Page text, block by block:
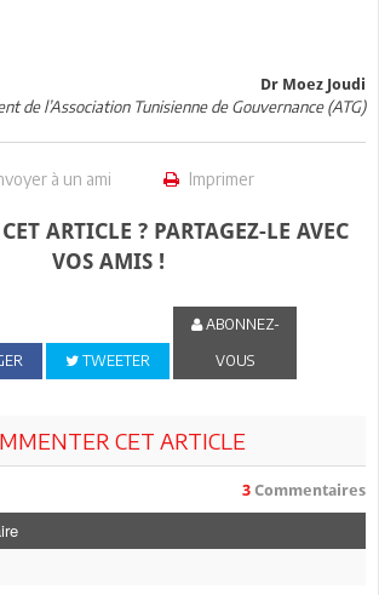
Dr Moez Joudi
de l’Association Tunisienne de Gouvernance (ATG)
à un ami Imprimer
ARTICLE ? PARTAGEZ-LE AVEC
VOS AMIS !
TWEETER
ABONNEZ-
VOUS
CET ARTICLE
3 Commentaires